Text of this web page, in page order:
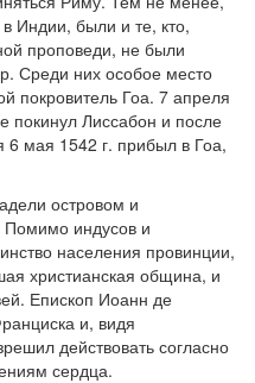
Индии, были и те, кто,
проповеди, не были
Среди них особое место
покровитель Гоа. 7 апреля
покинул Лиссабон и после
6 мая 1542 г. прибыл в Гоа,
островом и
Помимо индусов и
населения провинции,
христианская община, и
Епископ Иоанн де
и, видя
действовать согласно
сердца.